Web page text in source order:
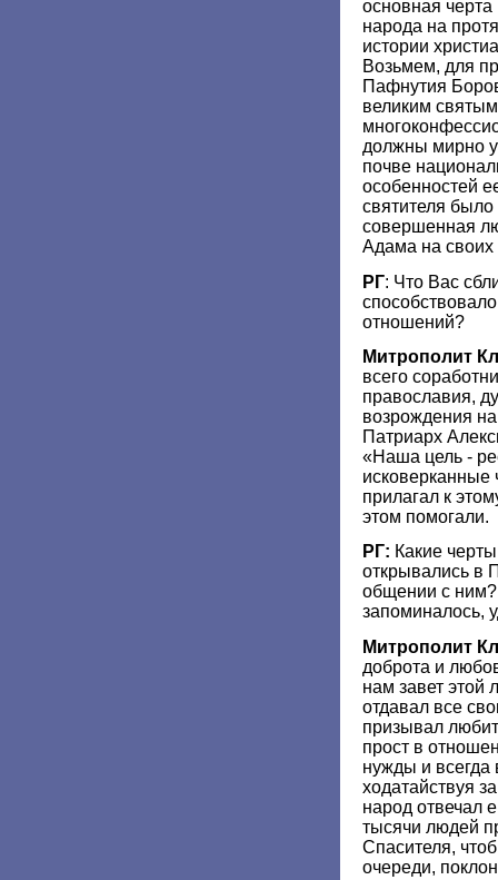
основная черта
народа на
истории
Возьмем, для
Пафнутия
великим
должны мирно
почве
особенностей
святителя
совершенная
Адама на своих
РГ: Что Вас
отношений?
Митрополит
всего
православия,
возрождения
Патриарх
«Наша цель -
исковерканные
прилагал к
этом помогали.
РГ: Какие
открывались в
общении с
запоминалось,
Митрополит
доброта и
нам завет
отдавал все
призывал
прост в
нужды и всегда
ходатайствуя
народ отвечал
тысячи людей
Спасителя,
очереди,